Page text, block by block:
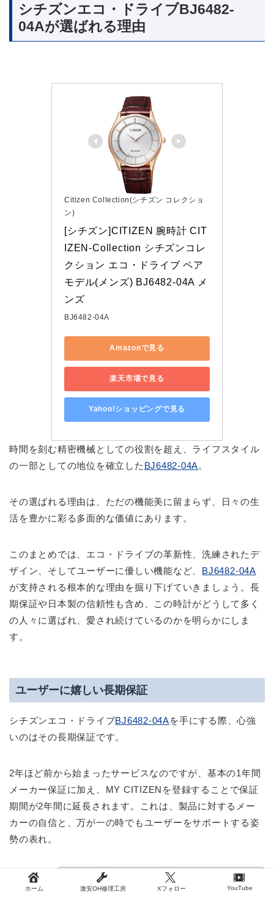
シチズンエコ・ドライブBJ6482-
04Aが選ばれる理由
Citizen Collection(シチズン コレクショ
ン)
[シチズン]CITIZEN 腕時計 CIT
IZEN-Collection シチズンコレ
クション エコ・ドライブ ペア
モデル(メンズ) BJ6482-04A メ
ンズ
BJ6482-04A
Amazonで見る
楽天市場で見る
Yahoo!ショッピングで見る
時間を刻む精密機械としての役割を超え、ライフスタイル
の一部としての地位を確立した BJ6482-04A。
その選ばれる理由は、ただの機能美に留まらず、日々の生
活を豊かに彩る多面的な価値にあります。
このまとめでは、エコ・ドライブの革新性、洗練されたデ
ザイン、そしてユーザーに優しい機能など、 BJ6482-04A
が支持される根本的な理由を掘り下げていきましょう。長
期保証や日本製の信頼性も含め、この時計がどうして多く
の人々に選ばれ、愛され続けているのかを明らかにしま
す。
ユーザーに嬉しい長期保証
シチズンエコ・ドライブBJ6482-04Aを手にする際、心強
いのはその長期保証です。
2年ほど前から始まったサービスなのですが、基本の1年間
メーカー保証に加え、MY CITIZENを登録することで保証
期間が2年間に延長されます。これは、製品に対するメー
カーの自信と、万が一の時でもユーザーをサポートする姿
勢の表れ。
筆者の働く職場では、無料なのでほぼ必ず購
ホーム 激安OH修理工房 Xフォロー YouTube